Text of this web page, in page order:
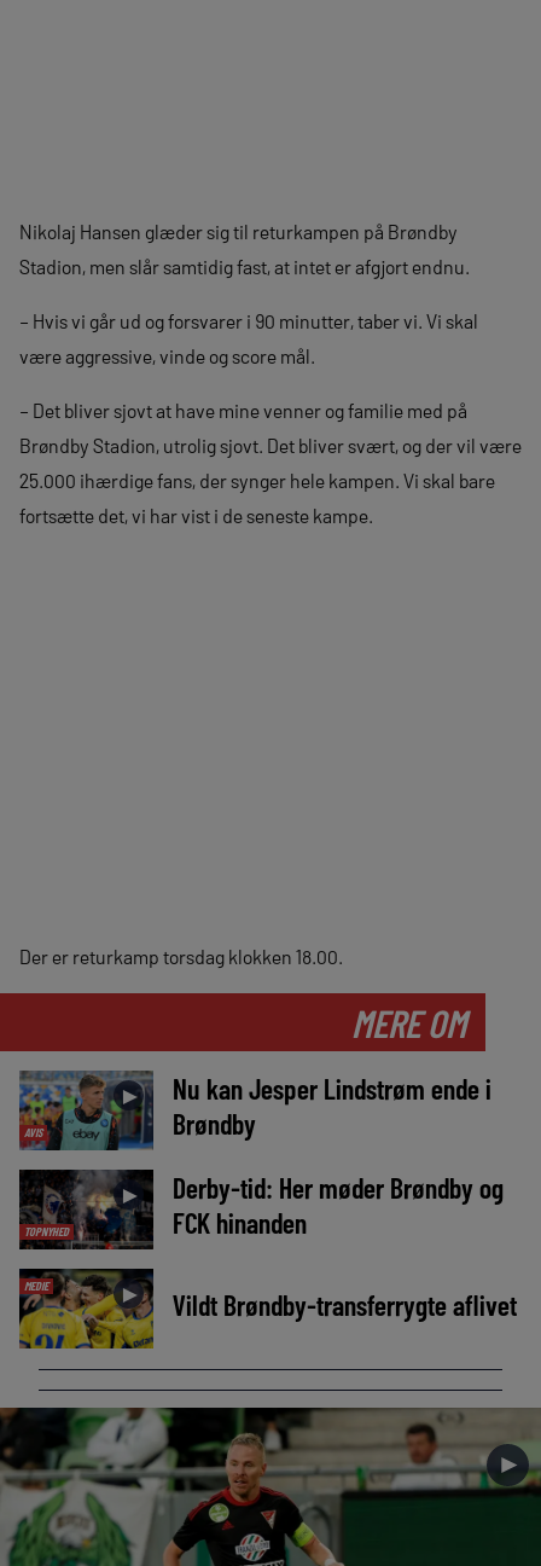
Nikolaj Hansen glæder sig til returkampen på Brøndby
Stadion, men slår samtidig fast, at intet er afgjort endnu.
– Hvis vi går ud og forsvarer i 90 minutter, taber vi. Vi skal
være aggressive, vinde og score mål.
– Det bliver sjovt at have mine venner og familie med på
Brøndby Stadion, utrolig sjovt. Det bliver svært, og der vil være
25.000 ihærdige fans, der synger hele kampen. Vi skal bare
fortsætte det, vi har vist i de seneste kampe.
Der er returkamp torsdag klokken 18.00.
MERE OM
AVIS
►
Nu kan Jesper Lindstrøm ende i
Brøndby
TOPNYHED
►
Derby-tid: Her møder Brøndby og
FCK hinanden
MEDIE ► Vildt Brøndby-transferrygte aflivet
►